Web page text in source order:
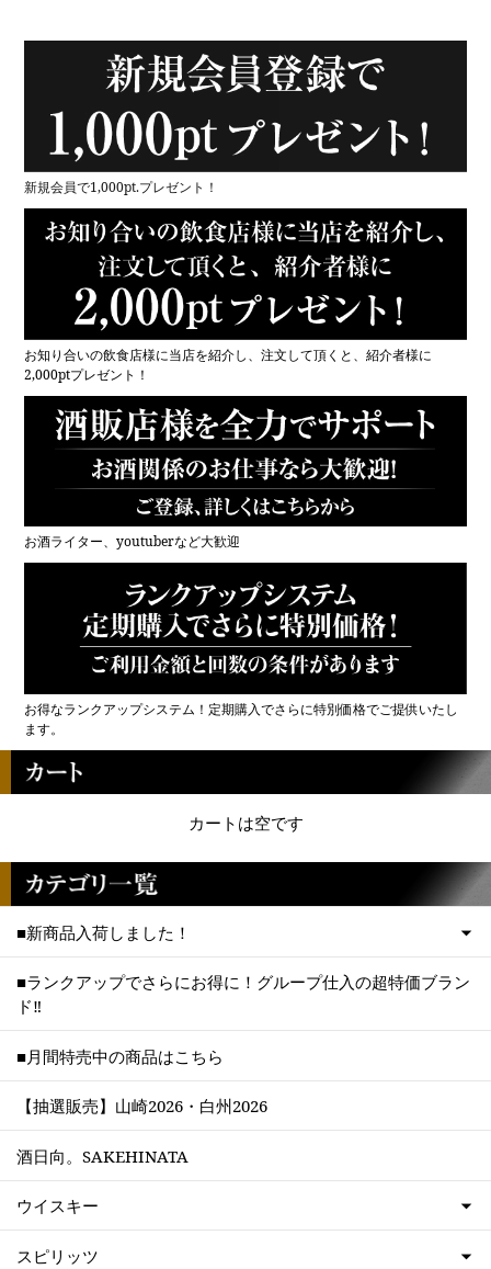
新規会員で1,000pt.プレゼント！
お知り合いの飲食店様に当店を紹介し、注文して頂くと、紹介者様に
2,000ptプレゼント！
お酒ライター、youtuberなど大歓迎
お得なランクアップシステム！定期購入でさらに特別価格でご提供いたし
ます。
カートは空です
■新商品入荷しました！
■ランクアップでさらにお得に！グループ仕入の超特価ブラン
ド‼
■月間特売中の商品はこちら
【抽選販売】山崎2026・白州2026
酒日向。SAKEHINATA
ウイスキー
スピリッツ